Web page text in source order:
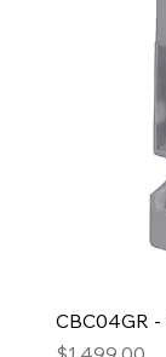
CBC04GR
Precio